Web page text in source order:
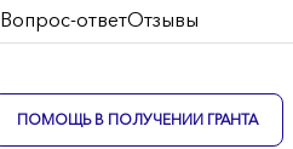
Вопрос-ответОтзывы
ПОМОЩЬ В ПОЛУЧЕНИИ ГРАНТА